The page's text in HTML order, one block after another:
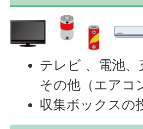
テレビ 、電池
その他（エアコ
収集ボックスの